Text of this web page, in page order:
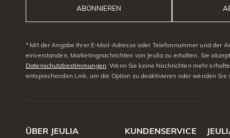
ABONNIEREN
* Mit der Angabe Ihrer E-Mail-Adresse oder Telefonnummer und der
einverstanden, Marketingnachrichten von Jeulia zu erhalten. Sie
Datenschutzbestimmungen . Wenn Sie keine Nachrichten mehr
entsprechenden Link, um die Option zu deaktivieren oder wenden Sie
ÜBER JEULIA KUNDENSERVICE